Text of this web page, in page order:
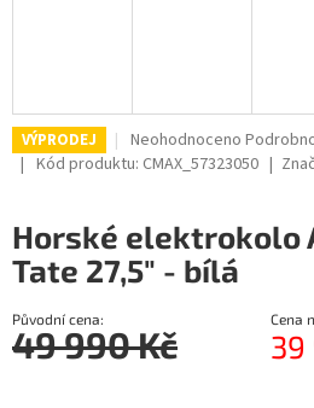
VÝPRODEJ
Průměrné
hodnocení
0,0
z
5
Neohodnoceno
Kód produktu: CMAX_57323050
Horské elektrokolo
Tate 27,5" - bílá
Původní cena:
49 990 Kč
Cena
39